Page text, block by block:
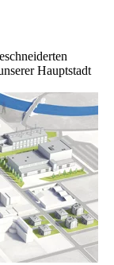
Hauptstadt